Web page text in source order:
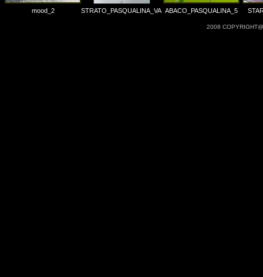
mood_2 STRATO_PASQUALINA_VA ABACO_PASQUALINA_5
2008